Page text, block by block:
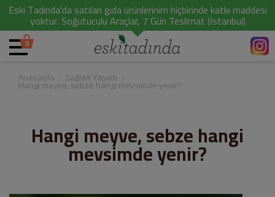
Eski Tadında'da satılan gıda ürünlerinim hiçbirinde katkı maddesi
yoktur. Soğutuculu Araçlar, 7 Gün Teslimat (İstanbul)
0
Anasayfa Sağlıklı Yaşam
Hangi meyve, sebze hangi mevsimde yenir?
Hangi meyve, sebze hangi
mevsimde yenir?